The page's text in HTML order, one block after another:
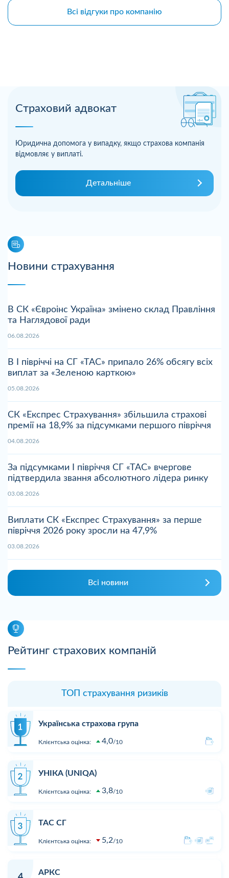
Страховий адвокат
Юридична допомога у випадку, якщо страхова компанія
відмовляє у виплаті.
Детальніше
Новини страхування
В СК «Євроінс Україна» змінено склад Правління
та Наглядової ради
06.08.2026
В І півріччі на СГ «ТАС» припало 26% обсягу всіх
виплат за «Зеленою карткою»
05.08.2026
СК «Експрес Страхування» збільшила страхові
премії на 18,9% за підсумками першого півріччя
04.08.2026
За підсумками І півріччя СГ «ТАС» вчергове
підтвердила звання абсолютного лідера ринку
03.08.2026
Виплати СК «Експрес Страхування» за перше
півріччя 2026 року зросли на 47,9%
03.08.2026
Всі новини
Всі відгуки про компанію
Рейтинг страхових компаній
ТОП страхування ризиків
Українська страхова група
Клієнтська оцінка: 4,0 10
УНІКА (UNIQA)
Клієнтська оцінка: 3,8 10
ТАС СГ
Клієнтська оцінка: 5,2 10
АРКС